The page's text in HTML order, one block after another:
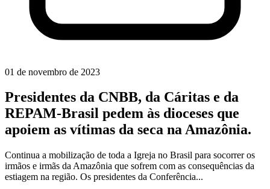
01 de novembro de 2023
Presidentes da CNBB, da Cáritas e da
REPAM-Brasil pedem às dioceses que
apoiem as vítimas da seca na Amazônia.
Continua a mobilização de toda a Igreja no Brasil para socorrer os
irmãos e irmãs da Amazônia que sofrem com as consequências da
estiagem na região. Os presidentes da Conferência...